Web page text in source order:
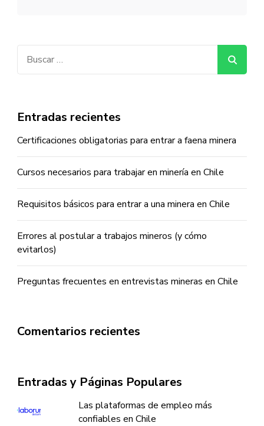
Entradas recientes
Certificaciones obligatorias para entrar a faena minera
Cursos necesarios para trabajar en minería en Chile
Requisitos básicos para entrar a una minera en Chile
Errores al postular a trabajos mineros (y cómo
evitarlos)
Preguntas frecuentes en entrevistas mineras en Chile
Comentarios recientes
Entradas y Páginas Populares
Las plataformas de empleo más
confiables en Chile